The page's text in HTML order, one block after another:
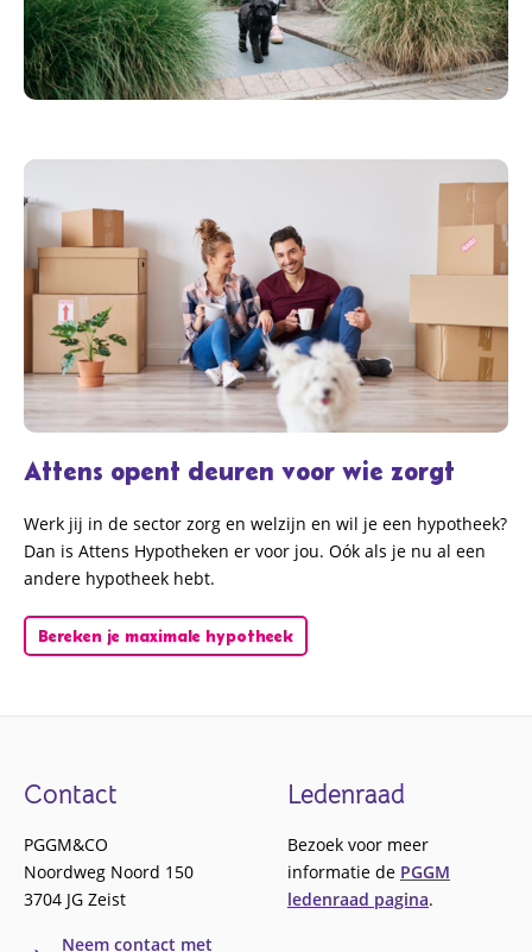
Attens opent deuren voor wie zorgt
Werk jij in de sector zorg en welzijn en wil je een hypotheek?
Dan is Attens Hypotheken er voor jou. Oók als je nu al een
andere hypotheek hebt.
Bereken je maximale hypotheek
Footer
Contact
PGGM&CO
Noordweg Noord 150
3704 JG Zeist
Neem contact met
Ledenraad
Bezoek voor meer
informatie de PGGM
ledenraad pagina.